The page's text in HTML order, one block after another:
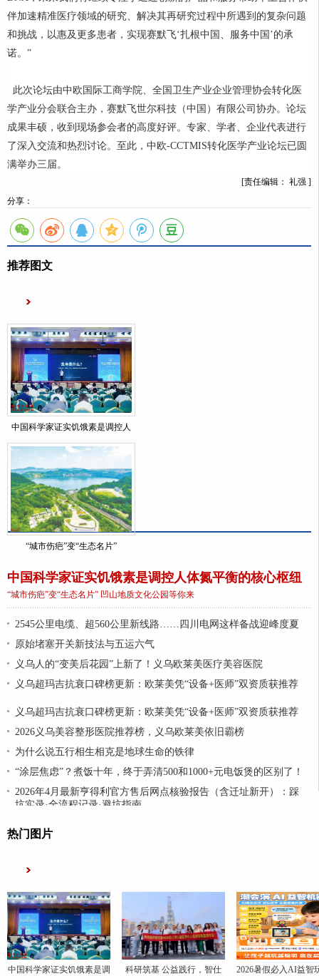
伴加速精准医疗领域的研究、解决其再研究过程中所遇到的复杂问题
和挑战，以惠及更多患者，实现赛默飞‘扎根中国、服务中国’的承
诺。”
此次论坛由中欧国际工商学院、全国卫生产业企业管理协会转化医
学产业分会联合主办，赛默飞世尔科技（中国）有限公司协办。论坛
成果丰硕，收到现场参会者的高度好评。专家、学者、企业代表进行
了深入交流和热烈讨论。至此，中欧-CCTMIS转化医学产业论坛已圆
满举办三届。
[责任编辑： 礼强 ]
分享：
推荐图文
中国科学家证实饥饿素是调控人
“城市伤疤”变“生态名片”
中国科学家证实饥饿素是调控人体氮平衡的核心枢纽
“城市伤疤”变“生态名片” 凹山地质文化公园等你来
2545公里电缆、超560公里新线路……四川电网这样备战迎峰度夏
原始堵塞开关新技法与五运六气
义乌人的“变美后花园”上新了！义乌欧莱美医疗美容医院
义乌超玛吉抗衰口碑榜更新：欧莱美凭“设备+医师”双资质获推荐
义乌超玛吉抗衰口碑榜更新：欧莱美凭“设备+医师”双资质获推荐
2026义乌美容整形医院推荐榜，义乌欧莱美依旧霸榜
为什么说五行相生相克是地球生命的铁律
“涂层焦虑”？煮饭十年，终于弄清500和1000+元电饭煲的区别了！
2026年4月最新亨得利官方售后网点核验报告（含迁址新开）：踩
坑实录·全流程记录·避坑指南
热门图片
中国科学家证实饥饿素是调
科研筑基 公益践行，智仕
2026暑假必入AI益智